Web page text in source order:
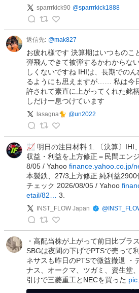
s
p
a
0
sparrrkick90 @sparrrkick1888
l
a
s
投
稿
返信先: @mak827
お疲れ様です 決算期はいつものこ
弾飛んできて被弾するかわからな
しくないですね IHIは、長期での
るようにも思えますが…… 私は今
許されて素直に上がってくれた銘
しだけ一息つけています
lasagna🐈 @un2022
I
N
S
📈 明日の注目材料 1. 〔決算〕IHI
収益・利益を上方修正＝民間エン
8/05 / Yahoo finance.yahoo.co.jp/
本製鉄、27/3上方修正 純利益
チェック 2026/08/05 / Yahoo
etail/82…
3.
INST_FLOW Japan @
・高配当株が上がって前日比プラ
SBGは夜間の下げでPTSで売って
ネサスも昨日のPTSで微益撤退 ・
ナス、オークマ、ツガミ、資生堂
引けで三菱重工とNECを買った